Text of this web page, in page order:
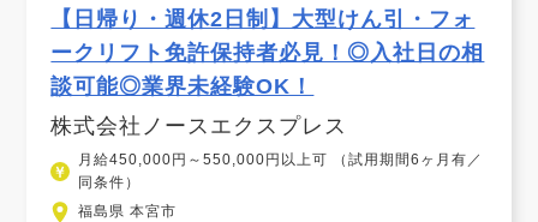
【日帰り・週休2日制】大型けん引・フォ
ークリフト免許保持者必見！◎入社日の相
談可能◎業界未経験OK！
株式会社ノースエクスプレス
月給450,000円～550,000円以上可 （試用期間6ヶ月有／
同条件）
福島県 本宮市